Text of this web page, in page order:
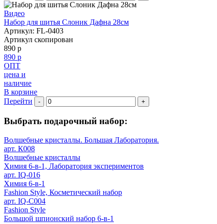
Видео
Набор для шитья Слоник Дафна 28см
Артикул: FL-0403
Артикул скопирован
890 р
890 р
ОПТ
цена и
наличие
В корзине
Перейти
- +
Выбрать подарочный набор:
Волшебные кристаллы. Большая Лаборатория.
арт. К008
Волшебные кристаллы
Химия 6-в-1, Лаборатория экспериментов
арт. IQ-016
Химия 6-в-1
Fashion Style, Косметический набор
арт. IQ-C004
Fashion Style
Большой шпионский набор 6-в-1